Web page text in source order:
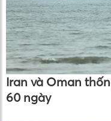
Iran và Oman
60 ngày